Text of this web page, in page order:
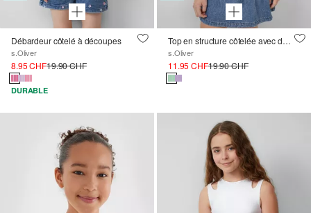
Débardeur côtelé à découpes
s.Oliver
8.95 CHF19.90 CHF
DURABLE
Top en structure côtelée avec découpes
s.Oliver
11.95 CHF19.90 CHF